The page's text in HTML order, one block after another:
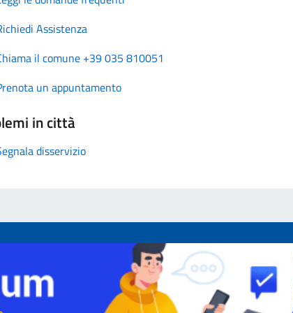
Assistenza
il comune +39 035 810051
un appuntamento
in città
disservizio